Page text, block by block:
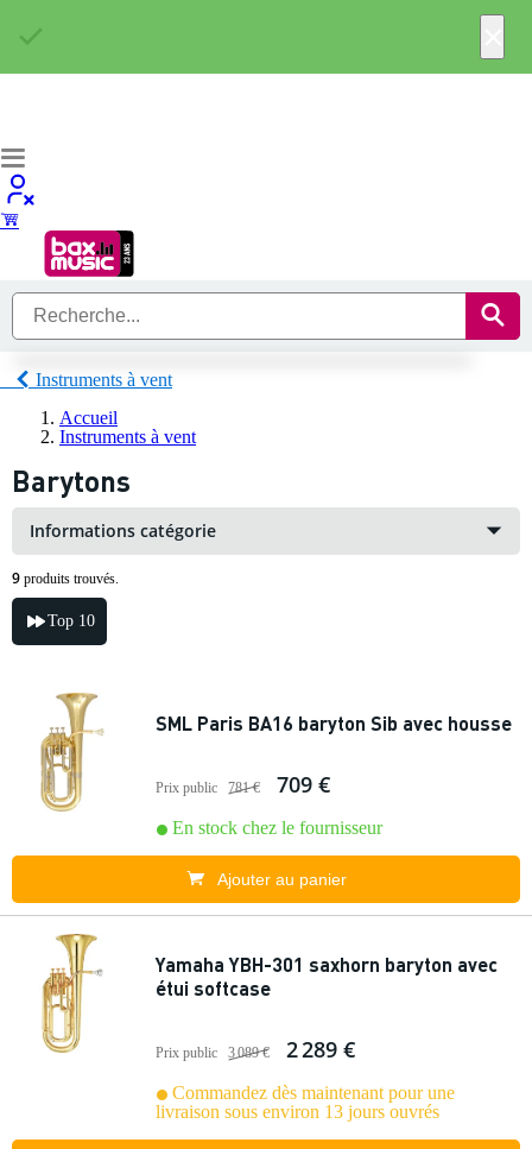
Instruments à vent
Accueil
Instruments à vent
Barytons
Informations catégorie
9 produits trouvés.
Top 10
SML Paris BA16 baryton Sib avec housse
Prix public 781 € 709 €
En stock chez le fournisseur
Ajouter au panier
Yamaha YBH-301 saxhorn baryton avec
étui softcase
Prix public 3 089 € 2 289 €
Commandez dès maintenant pour une
livraison sous environ 13 jours ouvrés